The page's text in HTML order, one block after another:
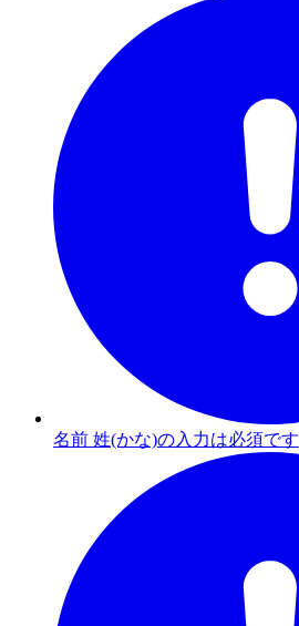
名前 姓(かな)の入力は必須です